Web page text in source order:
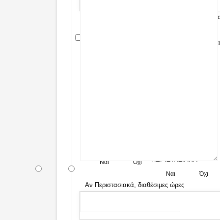
Ενδιαφέρομαι να προσφέρω εθελοντικά στα
Ναι Όχι ΠΕΡΙΣΤΑΣΙΑΚΑ
Ναι Όχι
Αν Περιστασιακά, διαθέσιμες ώρες